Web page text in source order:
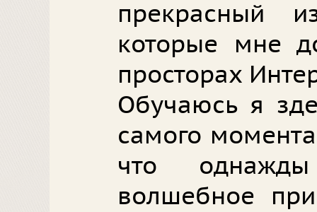
прекрасный
которые мне
просторах
Обучаюсь я
самого
что
волшебное